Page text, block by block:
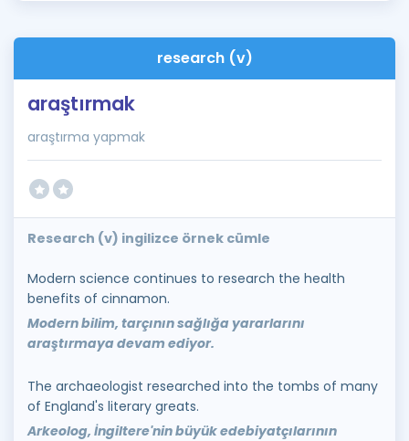
İngilizce Gramer
research (v)
araştırmak
araştırma yapmak
Research (v) ingilizce örnek cümle
Modern science continues to research the health
benefits of cinnamon.
Modern bilim, tarçının sağlığa yararlarını
araştırmaya devam ediyor.
The archaeologist researched into the tombs of many
of England's literary greats.
Arkeolog, İngiltere'nin büyük edebiyatçılarının